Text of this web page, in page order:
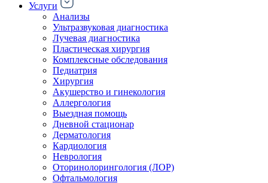
Услуги
Анализы
Ультразвуковая диагностика
Лучевая диагностика
Пластическая хирургия
Комплексные обследования
Педиатрия
Хирургия
Акушерство и гинекология
Аллергология
Выездная помощь
Дневной стационар
Дерматология
Кардиология
Неврология
Оторинолорингология (ЛОР)
Офтальмология